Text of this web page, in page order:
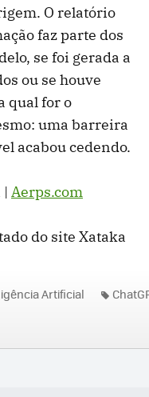
O relatório
faz parte dos
se foi gerada a
ou se houve
qual for o
uma barreira
acabou cedendo.
| Aerps.com
do site Xataka
Artificial